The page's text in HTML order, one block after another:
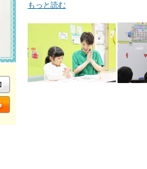
もっと読む